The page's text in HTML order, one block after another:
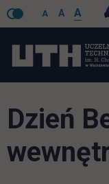
A A A
Dzień